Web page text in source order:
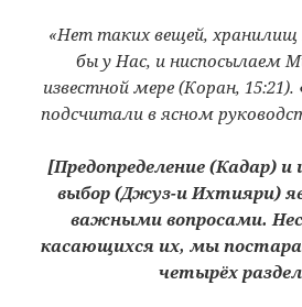
«Нет таких вещей,
бы у Нас, и ниспосылаем
известной мере (Коран,
подсчитали в ясном
[Предопределение (Кадар)
выбор (Джуз-и Ихтияри)
важными вопросами.
касающихся их, мы
четырёх